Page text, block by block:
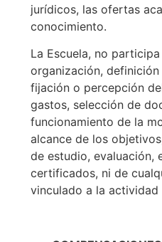
jurídicos, las ofertas
conocimiento.
La Escuela, no
organización,
fijación o percepción
gastos, selección de
funcionamiento de la
alcance de los
de estudio, evaluación,
certificados, ni de
vinculado a la actividad